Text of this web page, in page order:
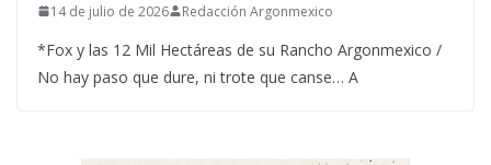
14 de julio de 2026 Redacción Argonmexico
*Fox y las 12 Mil Hectáreas de su Rancho Argonmexico /
No hay paso que dure, ni trote que canse… A